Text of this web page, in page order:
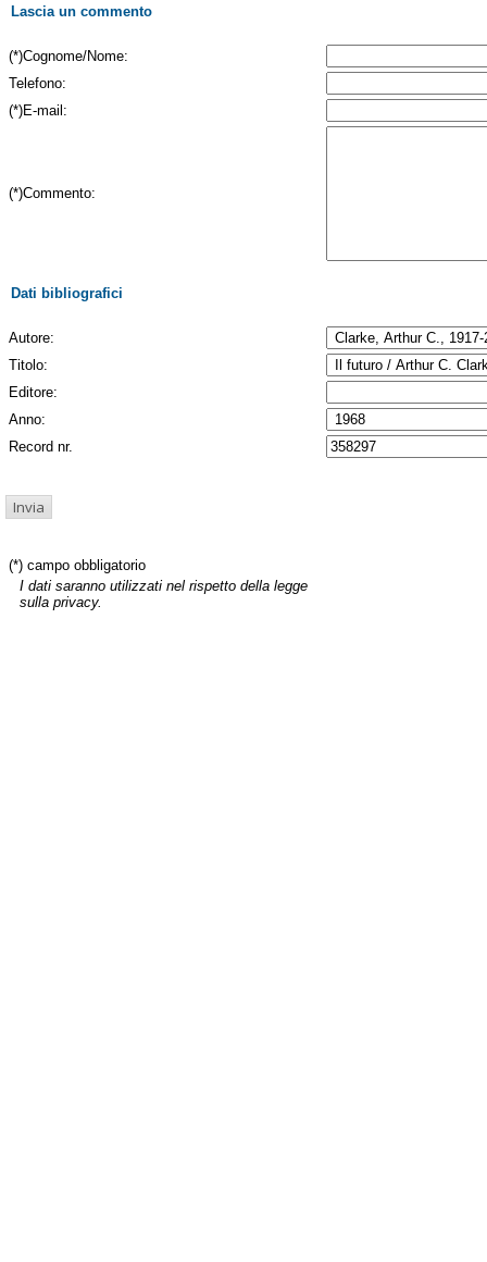
Lascia un commento
(*)Cognome/Nome:
Telefono:
(*)E-mail:
(*)Commento:
Dati bibliografici
Autore:
Titolo:
Editore:
Anno:
Record nr.
(*) campo obbligatorio
I dati saranno utilizzati nel rispetto della legge
sulla privacy.